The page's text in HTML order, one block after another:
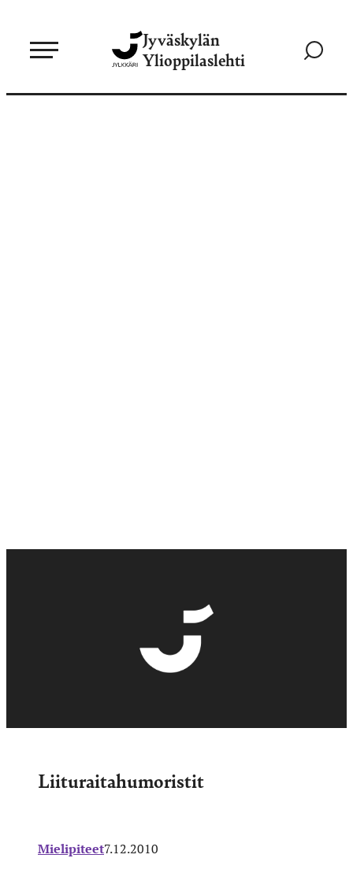
sisältöön
Jyväskylän
Ylioppilaslehti
Siirry
Liituraitahumoristit
Mielipiteet7.12.2010